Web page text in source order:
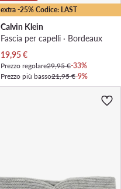
extra -25% Codice: LAST
Calvin Klein
Fascia per capelli · Bordeaux
Prezzo attuale
19,95€
Prezzo regolare29,95 €-33%
Prezzo più basso21,95 €-9%